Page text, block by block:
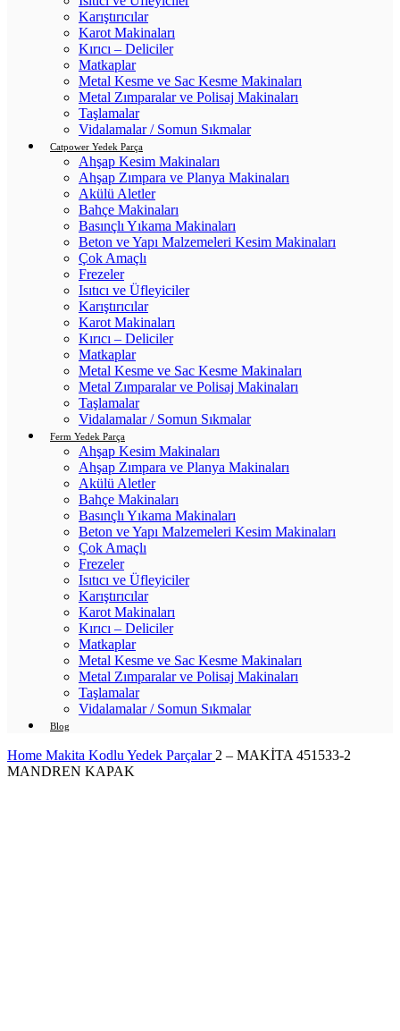
Karıştırıcılar
Karot Makinaları
Kırıcı – Deliciler
Matkaplar
Metal Kesme ve Sac Kesme Makinaları
Metal Zımparalar ve Polisaj Makinaları
Taşlamalar
Vidalamalar / Somun Sıkmalar
Catpower Yedek Parça
Ahşap Kesim Makinaları
Ahşap Zımpara ve Planya Makinaları
Akülü Aletler
Bahçe Makinaları
Basınçlı Yıkama Makinaları
Beton ve Yapı Malzemeleri Kesim Makinaları
Çok Amaçlı
Frezeler
Isıtıcı ve Üfleyiciler
Karıştırıcılar
Karot Makinaları
Kırıcı – Deliciler
Matkaplar
Metal Kesme ve Sac Kesme Makinaları
Metal Zımparalar ve Polisaj Makinaları
Taşlamalar
Vidalamalar / Somun Sıkmalar
Ferm Yedek Parça
Ahşap Kesim Makinaları
Ahşap Zımpara ve Planya Makinaları
Akülü Aletler
Bahçe Makinaları
Basınçlı Yıkama Makinaları
Beton ve Yapı Malzemeleri Kesim Makinaları
Çok Amaçlı
Frezeler
Isıtıcı ve Üfleyiciler
Karıştırıcılar
Karot Makinaları
Kırıcı – Deliciler
Matkaplar
Metal Kesme ve Sac Kesme Makinaları
Metal Zımparalar ve Polisaj Makinaları
Taşlamalar
Vidalamalar / Somun Sıkmalar
Blog
Home Makita Kodlu Yedek Parçalar 2 – MAKİTA 451533-2
MANDREN KAPAK